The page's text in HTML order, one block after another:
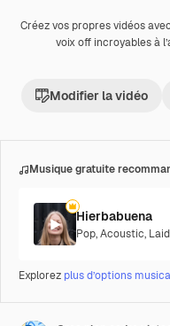
Premium
Créez vos propres vidéos
voix off incroyables à
Modifier la vidéo
Musique gratuite
Hierbabuena
Pop,Acoustic,
Explorez plus d’options